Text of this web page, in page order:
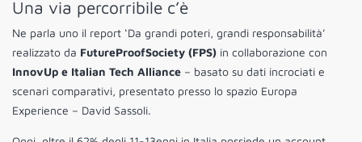
Una via percorribile c’è
Ne parla uno il report ‘Da grandi poteri, grandi responsabilità’
realizzato da FutureProofSociety (FPS) in collaborazione con
InnovUp e Italian Tech Alliance – basato su dati incrociati e
scenari comparativi, presentato presso lo spazio Europa
Experience – David Sassoli.